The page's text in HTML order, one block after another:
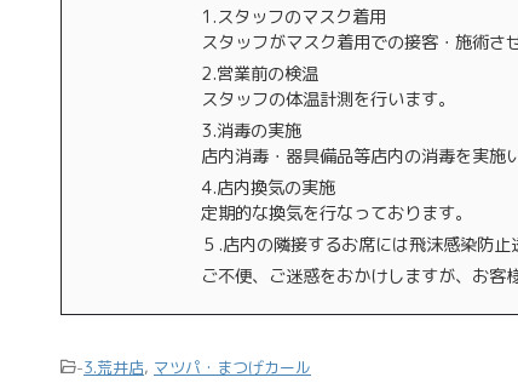
1.スタッフのマスク着用
スタッフがマスク着用での接客・施術さ
2.営業前の検温
スタッフの体温計測を行います。
3.消毒の実施
店内消毒・器具備品等店内の消毒を実施
4.店内換気の実施
定期的な換気を行なっております。
５.店内の隣接するお席には飛沫感染防止
ご不便、ご迷惑をおかけしますが、お客
-3.荒井店, マツパ・まつげカール